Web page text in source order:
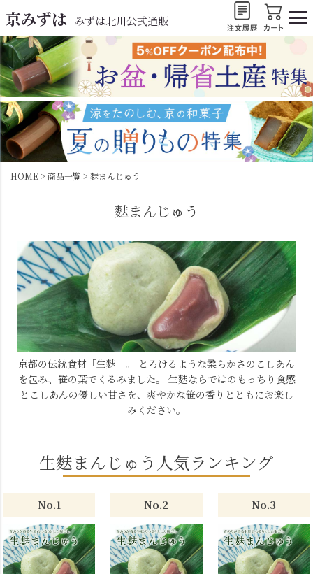
京みずは みずは北川公式通販
HOME 商品一覧 麩まんじゅう
麩まんじゅう
京都の伝統食材「生麩」。
とろけるような柔らかさのこしあん
を包み、笹の葉でくるみました。
生麩ならではのもっちり食感
とこしあんの優しい甘さを、爽やかな笹の香りとともにお楽し
みください。
生麩まんじゅう人気ランキング
No.1 No.2 No.3